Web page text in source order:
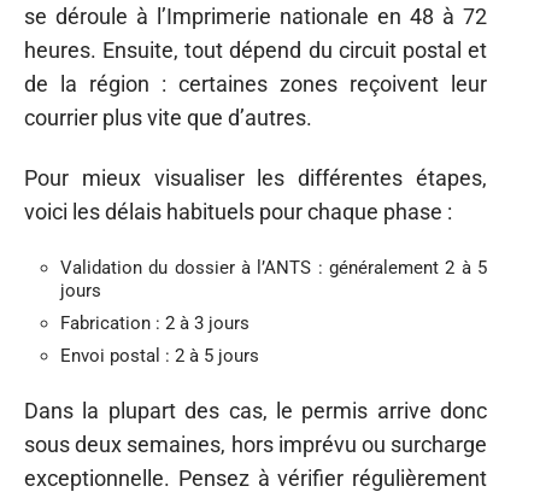
se déroule à l’Imprimerie nationale en 48 à 72
heures. Ensuite, tout dépend du circuit postal et
de la région : certaines zones reçoivent leur
courrier plus vite que d’autres.
Pour mieux visualiser les différentes étapes,
voici les délais habituels pour chaque phase :
Validation du dossier à l’ANTS : généralement 2 à 5
jours
Fabrication : 2 à 3 jours
Envoi postal : 2 à 5 jours
Dans la plupart des cas, le permis arrive donc
sous deux semaines, hors imprévu ou surcharge
exceptionnelle. Pensez à vérifier régulièrement